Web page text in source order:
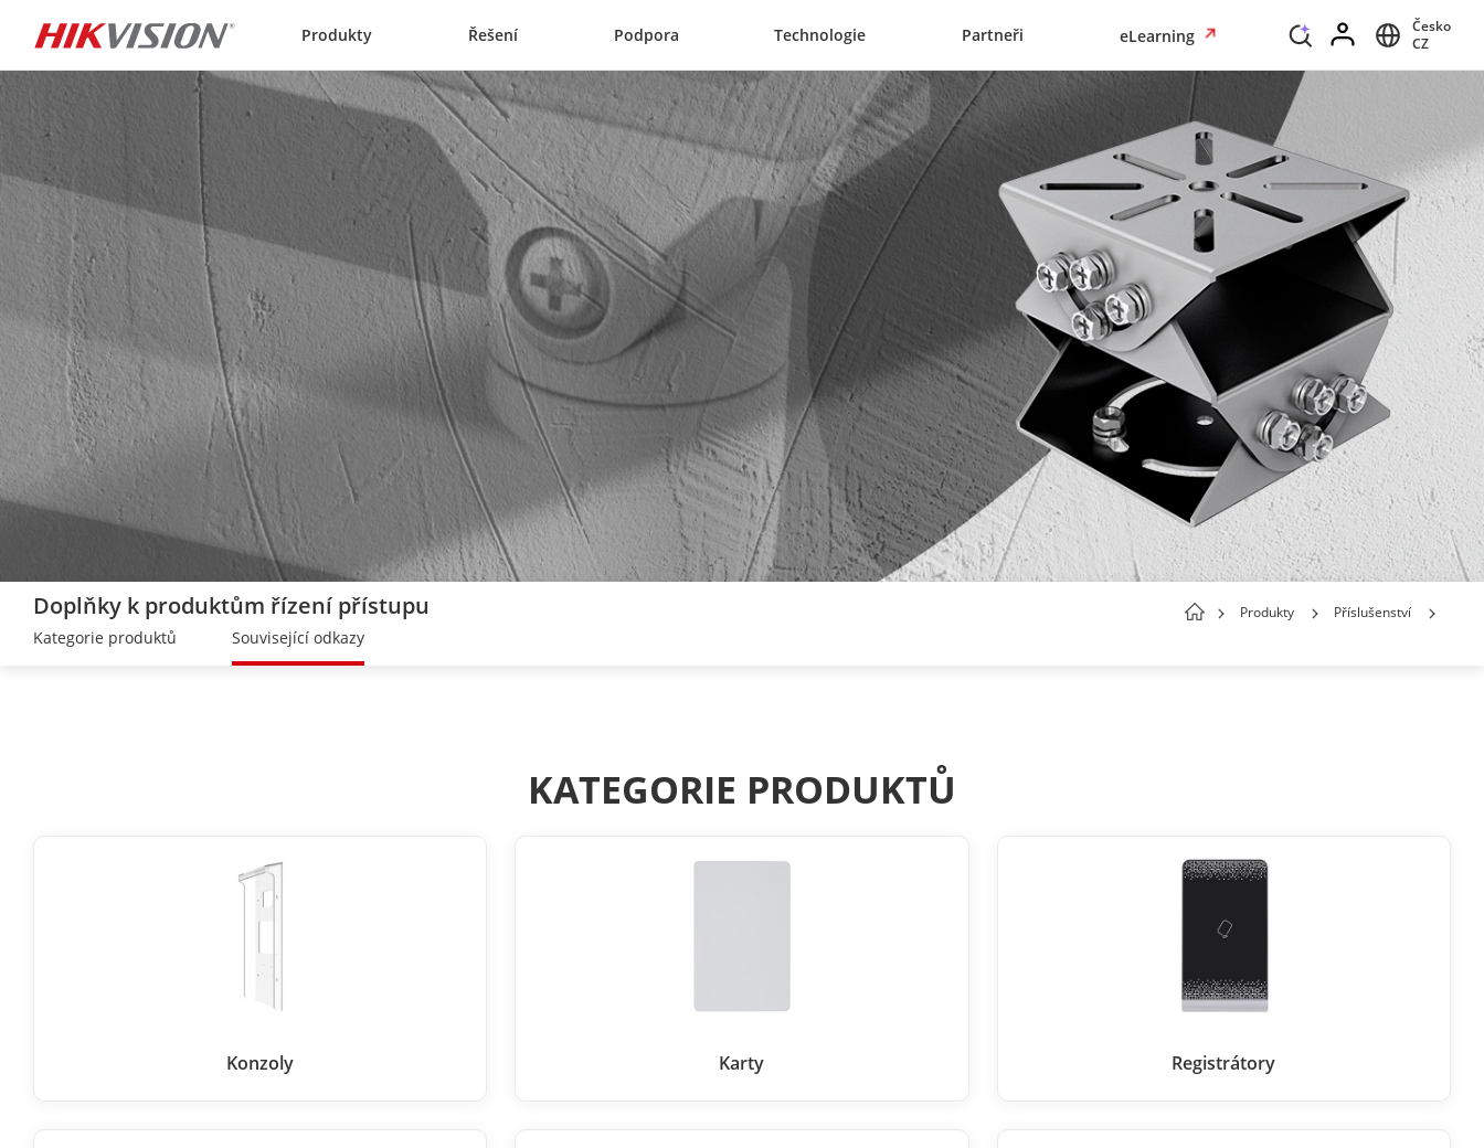
Produkty Řešení Podpora Technologie Partneři eLearning
Česko
CZ
Doplňky k produktům řízení přístupu Produkty Příslušenství
Kategorie produktů Související odkazy
KATEGORIE PRODUKTŮ
Konzoly Karty Registrátory